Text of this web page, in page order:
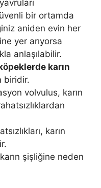
bir ortamda
aniden evin her
yer arıyorsa
anlaşılabilir.
karın
biridir.
volvulus, karın
karın
şişliğine neden